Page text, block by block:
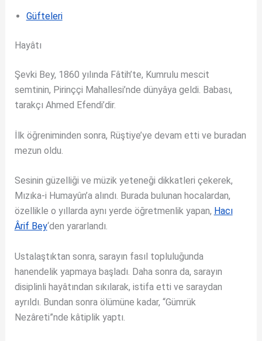
Güfteleri
Hayâtı
Şevki Bey, 1860 yılında Fâtih’te, Kumrulu mescit
semtinin, Pirinççi Mahallesi’nde dünyâya geldi. Babası,
tarakçı Ahmed Efendi’dir.
İlk öğreniminden sonra, Rüştiye’ye devam etti ve buradan
mezun oldu.
Sesinin güzelliği ve müzik yeteneği dikkatleri çekerek,
Mızıka-i Humayûn’a alındı. Burada bulunan hocalardan,
özellikle o yıllarda aynı yerde öğretmenlik yapan, Hacı
Ârif Bey‘den yararlandı.
Ustalaştıktan sonra, sarayın fasıl topluluğunda
hanendelik yapmaya başladı. Daha sonra da, sarayın
disiplinli hayâtından sıkılarak, istifa etti ve saraydan
ayrıldı. Bundan sonra ölümüne kadar, “Gümrük
Nezâreti”nde kâtiplik yaptı.